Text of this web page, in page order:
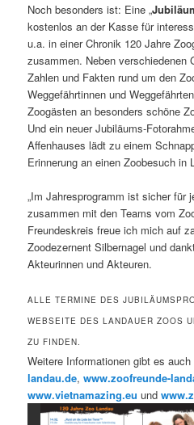
Noch besonders ist: Eine „
kostenlos an der Kasse für
u.a. in einer Chronik 120 Jahre
zusammen. Neben verschiedenen
Zahlen und Fakten rund um den
Weggefährtinnen und
Zoogästen an besonders schöne
Und ein neuer Jubiläums-
Affenhauses lädt zu einem
Erinnerung an einen Zoobesuch in
„Im Jahresprogramm ist sicher für
zusammen mit den Teams vom
Freundeskreis freue ich mich auf
Zoodezernent Silbernagel und
Akteurinnen und Akteuren.
ALLE TERMINE DES
WEBSEITE DES LANDAUER ZOOS
ZU FINDEN.
Weitere Informationen gibt es
landau.de,www.zoofreunde-
www.vietnamazing.eu und